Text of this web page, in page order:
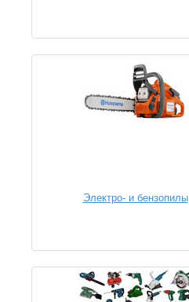
Электро- и бензопилы